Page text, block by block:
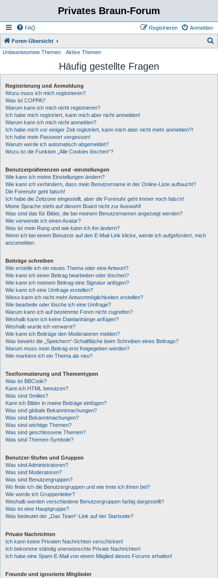
Privates Braun-Forum
FAQ Anmelden
Registrieren
Foren-Übersicht
h
Unbeantwortete Themen Aktive Themen
Häufig gestellte Fragen
Registrierung und Anmeldung
Wozu muss ich mich registrieren?
Was ist COPPA?
Warum kann ich mich nicht registrieren?
Ich habe mich registriert, kann mich aber nicht anmelden!
Warum kann ich mich nicht anmelden?
Ich habe mich vor einiger Zeit registriert, kann mich aber nicht mehr anmelden?!
Ich habe mein Passwort vergessen!
Warum werde ich automatisch abgemeldet?
Wozu ist die Funktion „Alle Cookies löschen“?
Benutzerpräferenzen und -einstellungen
Wie kann ich meine Einstellungen ändern?
Wie kann ich verhindern, dass mein Benutzername in der Online-Liste auftaucht?
Die Forenuhr geht falsch!
Ich habe die Zeitzone eingestellt, aber die Forenuhr geht immer noch falsch!
Meine Sprache steht auf diesem Board nicht zur Auswahl!
Was sind das für Bilder, die bei meinem Benutzernamen angezeigt werden?
Wie verwende ich einen Avatar?
Was ist mein Rang und wie kann ich ihn ändern?
Wenn ich bei einem Benutzer auf den E-Mail-Link klicke, werde ich aufgefordert, mich
anzumelden.
Beiträge schreiben
Wie erstelle ich ein neues Thema oder eine Antwort?
Wie kann ich einen Beitrag bearbeiten oder löschen?
Wie kann ich meinem Beitrag eine Signatur anfügen?
Wie kann ich eine Umfrage erstellen?
Wieso kann ich nicht mehr Antwortmöglichkeiten erstellen?
Wie bearbeite oder lösche ich eine Umfrage?
Warum kann ich auf bestimmte Foren nicht zugreifen?
Weshalb kann ich keine Dateianhänge anfügen?
Weshalb wurde ich verwarnt?
Wie kann ich Beiträge den Moderatoren melden?
Was bewirkt die „Speichern“-Schaltfläche beim Schreiben eines Beitrags?
Warum muss mein Beitrag erst freigegeben werden?
Wie markiere ich ein Thema als neu?
Textformatierung und Thementypen
Was ist BBCode?
Kann ich HTML benutzen?
Was sind Smilies?
Kann ich Bilder in meine Beiträge einfügen?
Was sind globale Bekanntmachungen?
Was sind Bekanntmachungen?
Was sind wichtige Themen?
Was sind geschlossene Themen?
Was sind Themen-Symbole?
Benutzer-Stufen und Gruppen
Was sind Administratoren?
Was sind Moderatoren?
Was sind Benutzergruppen?
Wo finde ich die Benutzergruppen und wie trete ich ihnen bei?
Wie werde ich Gruppenleiter?
Weshalb werden verschiedene Benutzergruppen farbig dargestellt?
Was ist eine Hauptgruppe?
Was bedeutet der „Das Team“-Link auf der Startseite?
Private Nachrichten
Ich kann keine Privaten Nachrichten verschicken!
Ich bekomme ständig unerwünschte Private Nachrichten!
Ich habe eine Spam-E-Mail von einem Mitglied dieses Forums erhalten!
Freunde und ignorierte Mitglieder